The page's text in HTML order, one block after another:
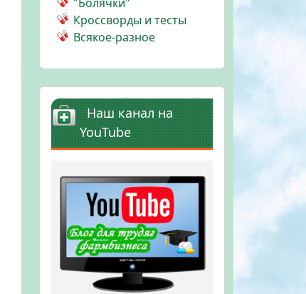
Кроссворды и тесты
Всякое-разное
Наш канал на
YouTube